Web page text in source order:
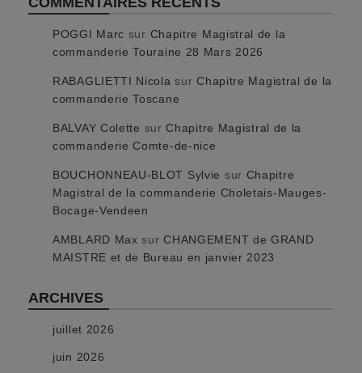
POGGI Marc sur Chapitre Magistral de la
commanderie Touraine 28 Mars 2026
RABAGLIETTI Nicola surChapitre Magistral de la
commanderie Toscane
BALVAY Colette surChapitre Magistral de la
commanderie Comte-de-nice
BOUCHONNEAU-BLOT Sylvie sur Chapitre
Magistral de la commanderie Choletais-Mauges-
Bocage-Vendeen
AMBLARD Max surCHANGEMENT de GRAND
MAISTRE et de Bureau en janvier 2023
ARCHIVES
juillet 2026
juin 2026